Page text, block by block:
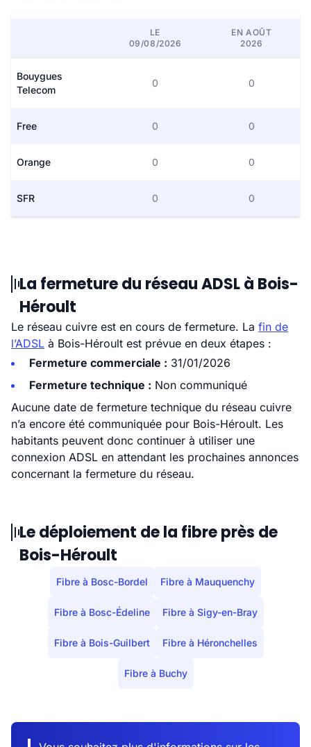
LE
09/08/2026
EN AOÛT
2026
Bouygues
Telecom
0 0
Free 0 0
Orange 0 0
SFR 0 0
La fermeture du réseau ADSL à Bois-
Héroult
Le réseau cuivre est en cours de fermeture. La fin de
l’ADSL à Bois-Héroult est prévue en deux étapes :
Fermeture commerciale : 31/01/2026
Fermeture technique : Non communiqué
Aucune date de fermeture technique du réseau cuivre
n’a encore été communiquée pour Bois-Héroult. Les
habitants peuvent donc continuer à utiliser une
connexion ADSL en attendant les prochaines annonces
concernant la fermeture du réseau.
Le déploiement de la fibre près de
Bois-Héroult
Fibre à Bosc-Bordel Fibre à Mauquenchy
Fibre à Bosc-Édeline Fibre à Sigy-en-Bray
Fibre à Bois-Guilbert Fibre à Héronchelles
Fibre à Buchy